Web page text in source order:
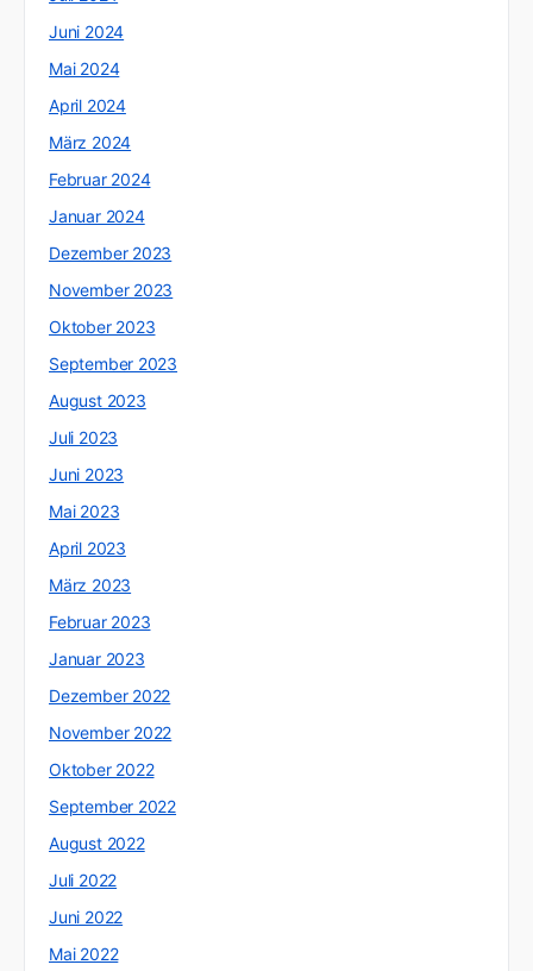
Juni 2024
Mai 2024
April 2024
März 2024
Februar 2024
Januar 2024
Dezember 2023
November 2023
Oktober 2023
September 2023
August 2023
Juli 2023
Juni 2023
Mai 2023
April 2023
März 2023
Februar 2023
Januar 2023
Dezember 2022
November 2022
Oktober 2022
September 2022
August 2022
Juli 2022
Juni 2022
Mai 2022